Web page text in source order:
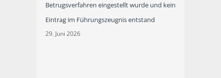
Betrugsverfahren eingestellt wurde und kein
Eintrag im Führungszeugnis entstand
29. Juni 2026